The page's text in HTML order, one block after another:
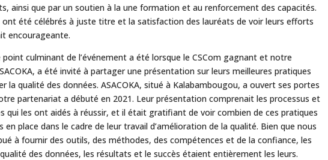
ainsi que par un soutien à la une formation et au renforcement des capacités.
été célébrés à juste titre et la satisfaction des lauréats de voir leurs efforts
encourageante.
point culminant de l’événement a été lorsque le CSCom gagnant et notre
a été invité à partager une présentation sur leurs meilleures pratiques
la qualité des données. ASACOKA, situé à Kalabambougou, a ouvert ses portes
partenariat a débuté en 2021. Leur présentation comprenait les processus et
qui les ont aidés à réussir, et il était gratifiant de voir combien de ces pratiques
en place dans le cadre de leur travail d’amélioration de la qualité. Bien que nous
à fournir des outils, des méthodes, des compétences et de la confiance, les
des données, les résultats et le succès étaient entièrement les leurs.